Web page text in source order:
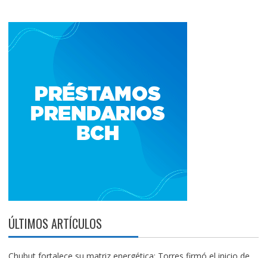
ÚLTIMOS ARTÍCULOS